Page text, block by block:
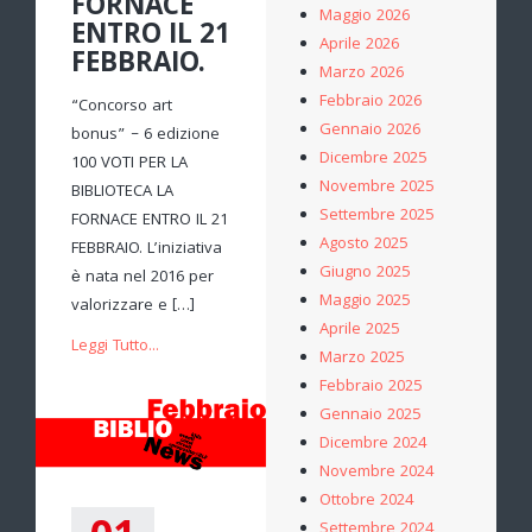
ENTRO IL 21
FEBBRAIO.
“Concorso art
bonus” – 6 edizione
100 VOTI PER LA
BIBLIOTECA LA
FORNACE ENTRO IL 21
FEBBRAIO. L’iniziativa
è nata nel 2016 per
valorizzare e […]
Leggi Tutto...
Maggio 2026
Aprile 2026
Marzo 2026
Febbraio 2026
Gennaio 2026
Dicembre 2025
Novembre 2025
Settembre 2025
Agosto 2025
Giugno 2025
Maggio 2025
Aprile 2025
Marzo 2025
Febbraio 2025
Gennaio 2025
Dicembre 2024
Novembre 2024
Ottobre 2024